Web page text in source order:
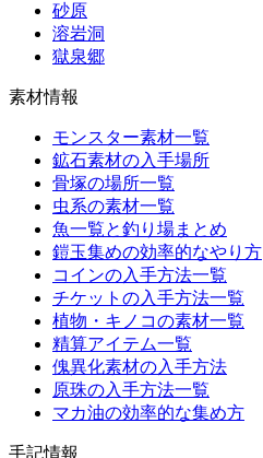
砂原
溶岩洞
獄泉郷
素材情報
モンスター素材一覧
鉱石素材の入手場所
骨塚の場所一覧
虫系の素材一覧
魚一覧と釣り場まとめ
鎧玉集めの効率的なやり方
コインの入手方法一覧
チケットの入手方法一覧
植物・キノコの素材一覧
精算アイテム一覧
傀異化素材の入手方法
原珠の入手方法一覧
マカ油の効率的な集め方
手記情報